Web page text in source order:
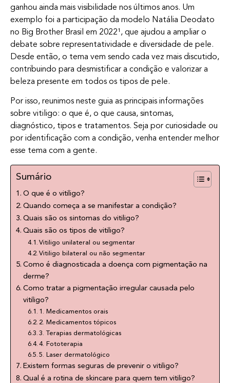
ganhou ainda mais visibilidade nos últimos anos. Um
exemplo foi a participação da modelo Natália Deodato
no Big Brother Brasil em 2022¹, que ajudou a ampliar o
debate sobre representatividade e diversidade de pele.
Desde então, o tema vem sendo cada vez mais discutido,
contribuindo para desmistificar a condição e valorizar a
beleza presente em todos os tipos de pele.
Por isso, reunimos neste guia as principais informações
sobre vitiligo: o que é, o que causa, sintomas,
diagnóstico, tipos e tratamentos. Seja por curiosidade ou
por identificação com a condição, venha entender melhor
esse tema com a gente.
Sumário
O que é o vitiligo?
Quando começa a se manifestar a condição?
Quais são os sintomas do vitiligo?
Quais são os tipos de vitiligo?
Vitiligo unilateral ou segmentar
Vitiligo bilateral ou não segmentar
Como é diagnosticada a doença com pigmentação na
derme?
Como tratar a pigmentação irregular causada pelo
vitiligo?
1. Medicamentos orais
2. Medicamentos tópicos
3. Terapias dermatológicas
4. Fototerapia
5. Laser dermatológico
Existem formas seguras de prevenir o vitiligo?
Qual é a rotina de skincare para quem tem vitiligo?